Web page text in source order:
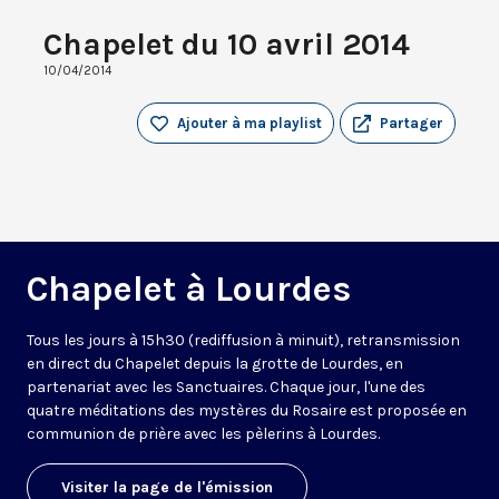
Chapelet du 10 avril 2014
10/04/2014
Partager
Ajouter à ma playlist
Chapelet à Lourdes
Tous les jours à 15h30 (rediffusion à minuit), retransmission
en direct du Chapelet depuis la grotte de Lourdes, en
partenariat avec les Sanctuaires. Chaque jour, l'une des
quatre méditations des mystères du Rosaire est proposée en
communion de prière avec les pèlerins à Lourdes.
Visiter la page de l'émission